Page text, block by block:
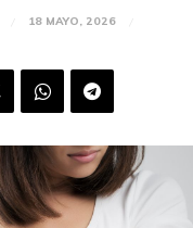
18 MAYO, 2026